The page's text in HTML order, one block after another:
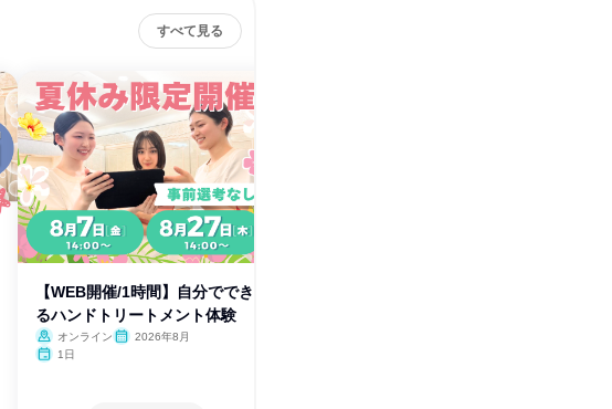
すべて見る
【WEB開催/1時間】自分ででき
るハンドトリートメント体験
オンライン
2026年8月
1日